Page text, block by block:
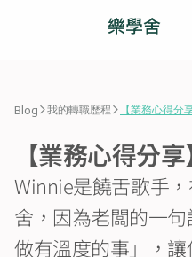
樂學舍
部落格
業務團隊
營運團隊
Blog>我的轉職歷程> 【業務心得分
【業務心得分
Winnie是饒舌歌手
舍，因為老闆的一
做有溫度的事」，